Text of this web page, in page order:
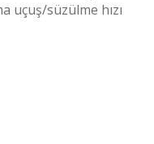
uçuş/süzülme hızı